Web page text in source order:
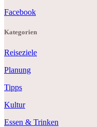
Facebook
Kategorien
Reiseziele
Planung
Tipps
Kultur
Essen & Trinken